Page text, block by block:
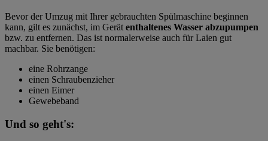
Bevor der Umzug mit Ihrer gebrauchten Spülmaschine beginnen
kann, gilt es zunächst, im Gerätenthaltenes Wasser abzupumpen
bzw. zu entfernen. Das ist normalerweise auch für Laien gut
machbar. Sie benötigen:
eine Rohrzange
einen Schraubenzieher
einen Eimer
Gewebeband
Und so geht's: